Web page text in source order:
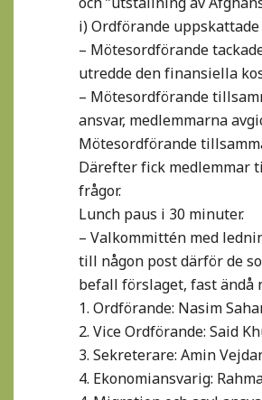
i) Ordförande
– Mötesordförande
utredde den finansiella
– Mötesordförande
ansvar, medlemmarna
Mötesordförande
Därefter fick medlemmar
frågor.
Lunch paus i 30 minuter.
– Valkommittén med
till någon post därför de
befall förslaget, fast ändå
1. Ordförande: Nasim
2. Vice Ordförande: Said
3. Sekreterare: Amin
4. Ekonomiansvarig: